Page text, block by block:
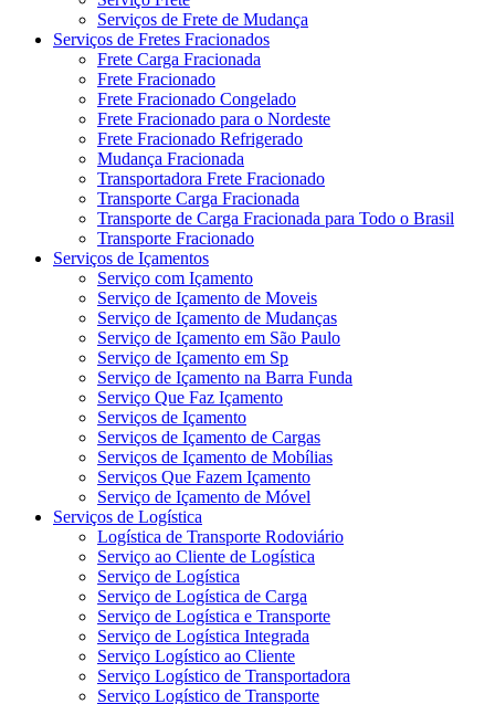
Serviços de Frete de Mudança
Serviços de Fretes Fracionados
Frete Carga Fracionada
Frete Fracionado
Frete Fracionado Congelado
Frete Fracionado para o Nordeste
Frete Fracionado Refrigerado
Mudança Fracionada
Transportadora Frete Fracionado
Transporte Carga Fracionada
Transporte de Carga Fracionada para Todo o Brasil
Transporte Fracionado
Serviços de Içamentos
Serviço com Içamento
Serviço de Içamento de Moveis
Serviço de Içamento de Mudanças
Serviço de Içamento em São Paulo
Serviço de Içamento em Sp
Serviço de Içamento na Barra Funda
Serviço Que Faz Içamento
Serviços de Içamento
Serviços de Içamento de Cargas
Serviços de Içamento de Mobílias
Serviços Que Fazem Içamento
Serviço de Içamento de Móvel
Serviços de Logística
Logística de Transporte Rodoviário
Serviço ao Cliente de Logística
Serviço de Logística
Serviço de Logística de Carga
Serviço de Logística e Transporte
Serviço de Logística Integrada
Serviço Logístico ao Cliente
Serviço Logístico de Transportadora
Serviço Logístico de Transporte